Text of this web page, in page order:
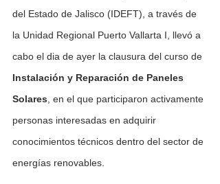
del Estado de Jalisco (IDEFT), a través de
la Unidad Regional Puerto Vallarta I, llevó a
cabo el dia de ayer la clausura del curso de
Instalación y Reparación de Paneles
Solares , en el que participaron activamente
personas interesadas en adquirir
conocimientos técnicos dentro del sector de
energías renovables.